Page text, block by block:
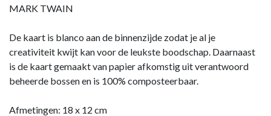
MARK TWAIN
De kaart is blanco aan de binnenzijde zodat je al je
creativiteit kwijt kan voor de leukste boodschap. Daarnaast
is de kaart gemaakt van papier afkomstig uit verantwoord
beheerde bossen en is 100% composteerbaar.
Afmetingen: 18 x 12 cm